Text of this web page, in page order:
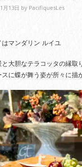
月13日 by PacifiquesLes
はマンダリン ルイユ
大胆なテラコッタの縁取
に蝶が舞う姿が所々に描